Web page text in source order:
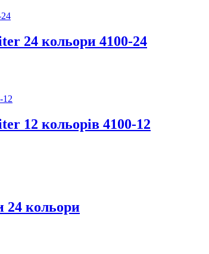
24 кольори 4100-24
12 кольорів 4100-12
24 кольори